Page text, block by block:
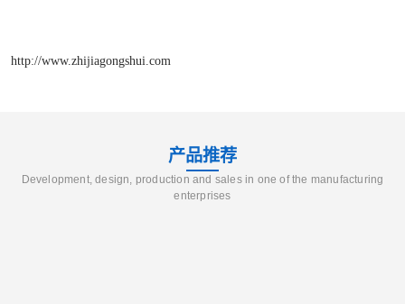
http://www.zhijiagongshui.com
产品推荐
Development, design, production and sales in one of the manufacturing
enterprises